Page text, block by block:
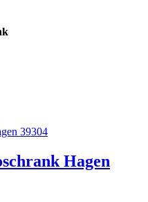
Hagen